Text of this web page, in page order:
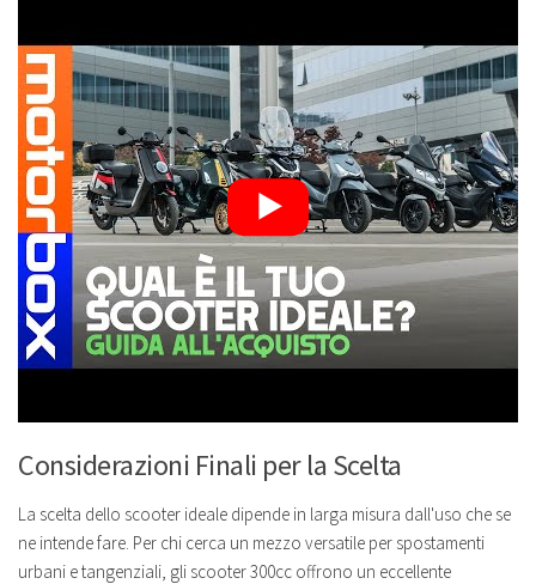
Considerazioni Finali per la Scelta
La scelta dello scooter ideale dipende in larga misura dall'uso che se
ne intende fare. Per chi cerca un mezzo versatile per spostamenti
urbani e tangenziali, gli scooter 300cc offrono un eccellente